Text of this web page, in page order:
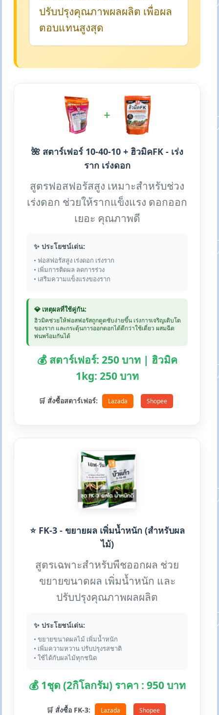
ปรับปรุงคุณภาพผลผลิต เพื่อผล
ตอบแทนสูงสุด
+
🌺 สตาร์เฟอร์ 10-40-10 + ฮิวมิคFK - เร่ง
ราก เร่งดอก
สูตรฟอสฟอรัสสูง เหมาะสำหรับช่วง
เร่งดอก ช่วยให้รากแข็งแรง ดอกออก
เยอะ คุณภาพดี
✨ ประโยชน์เด่น:
• ฟอสฟอรัสสูง เร่งดอก เร่งราก
• เพิ่มการติดผล ลดการร่วง
• เสริมความแข็งแรงของราก
💎 เหตุผลที่ใช้คู่กัน:
ฮิวมิคช่วยให้ฟอสฟอรัสถูกดูดซับง่ายขึ้น เร่งการเจริญเติบโต
ของราก และกระตุ้นการออกดอกได้ดีกว่าใช้เดี่ยว ผสมฉีด
พ่นพร้อมกันได้
💰 สตาร์เฟอร์: 250 บาท | ฮิวมิค
1kg: 250 บาท
🛒 สั่งซื้อสตาร์เฟอร์: Lazada Shopee
⭐ FK-3 - ขยายผล เพิ่มน้ำหนัก (สำหรับผล
ไม้)
สูตรเฉพาะสำหรับพืชออกผล ช่วย
ขยายขนาดผล เพิ่มน้ำหนัก และ
ปรับปรุงคุณภาพผลผลิต
✨ ประโยชน์เด่น:
• ขยายขนาดผลไม้ เพิ่มน้ำหนัก
• เพิ่มความหวาน ปรับปรุงรสชาติ
• ใช้ได้กับผลไม้ทุกชนิด
💰 1ชุด (2กิโลกรัม) ราคา : 950 บาท
🛒 สั่งซื้อ FK-3: Lazada Shopee